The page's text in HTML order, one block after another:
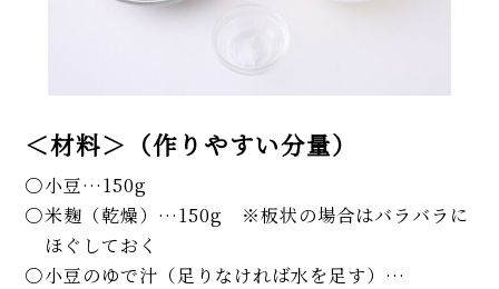
＜材料＞（作りやすい分量）
小豆…150g
米麹（乾燥）…150g ※板状の場合はバラバラに
ほぐしておく
小豆のゆで汁（足りなければ水を足す）…